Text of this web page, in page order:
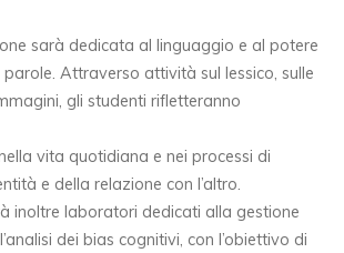
sarà dedicata al linguaggio e al potere
Attraverso attività sul lessico, sulle
gli studenti rifletteranno
vita quotidiana e nei processi di
e della relazione con l’altro.
inoltre laboratori dedicati alla gestione
dei bias cognitivi, con l’obiettivo di